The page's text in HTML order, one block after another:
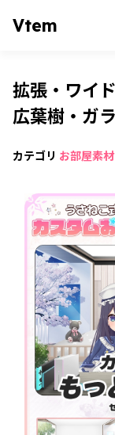
Vtem
拡張・ワイ
広葉樹・ガラ
カテゴリ お部屋素材